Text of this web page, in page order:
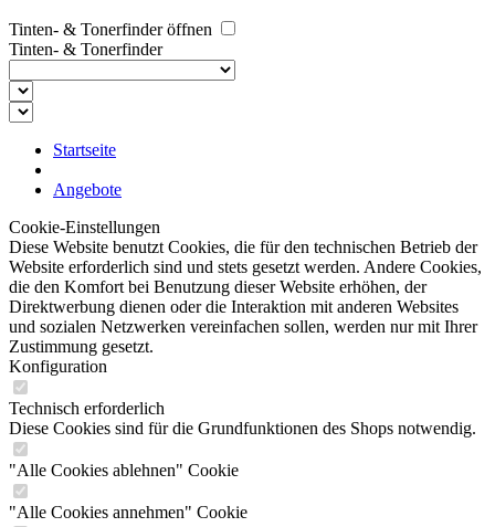
Tinten- & Tonerfinder öffnen
Tinten- & Tonerfinder
Startseite
Angebote
Cookie-Einstellungen
Diese Website benutzt Cookies, die für den technischen Betrieb der
Website erforderlich sind und stets gesetzt werden. Andere Cookies,
die den Komfort bei Benutzung dieser Website erhöhen, der
Direktwerbung dienen oder die Interaktion mit anderen Websites
und sozialen Netzwerken vereinfachen sollen, werden nur mit Ihrer
Zustimmung gesetzt.
Konfiguration
Technisch erforderlich
Diese Cookies sind für die Grundfunktionen des Shops notwendig.
"Alle Cookies ablehnen" Cookie
"Alle Cookies annehmen" Cookie